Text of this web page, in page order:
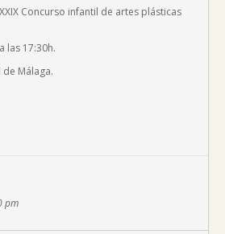
Concurso infantil de artes plásticas
las 17:30h.
Málaga.
pm